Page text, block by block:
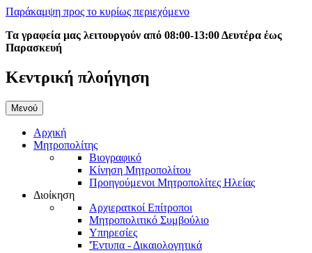
Παράκαμψη προς το κυρίως περιεχόμενο
Τα γραφεία μας λειτουργούν από 08:00-13:00 Δευτέρα έως
Παρασκευή
Κεντρική πλοήγηση
Μενού
Αρχική
Μητροπολίτης
Βιογραφικό
Κίνηση Μητροπολίτου
Προηγούμενοι Μητροπολίτες Ηλείας
Διοίκηση
Αρχιερατκοί Επίτροποι
Μητροπολιτικό Συμβούλιο
Υπηρεσίες
'Έντυπα - Δικαιολογητικά